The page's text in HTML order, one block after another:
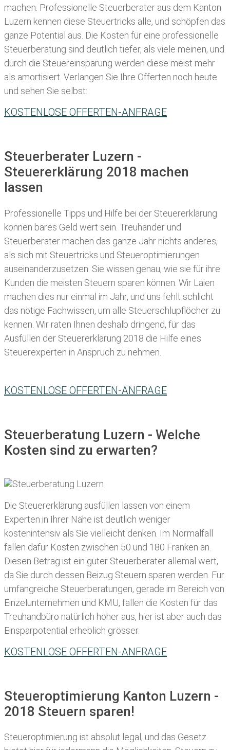
machen. Professionelle Steuerberater aus dem Kanton
Luzern kennen diese Steuertricks alle, und schöpfen das
ganze Potential aus. Die Kosten für eine professionelle
Steuerberatung sind deutlich tiefer, als viele meinen, und
durch die Steuereinsparung werden diese meist mehr
als amortisiert. Verlangen Sie Ihre Offerten noch heute
und sehen Sie selbst:
KOSTENLOSE OFFERTEN-ANFRAGE
Steuerberater Luzern -
Steuererklärung 2018 machen
lassen
Professionelle Tipps und Hilfe bei der Steuererklärung
können bares Geld wert sein. Treuhänder und
Steuerberater machen das ganze Jahr nichts anderes,
als sich mit Steuertricks und Steueroptimierungen
auseinanderzusetzen. Sie wissen genau, wie sie für ihre
Kunden die meisten Steuern sparen können. Wir Laien
machen dies nur einmal im Jahr, und uns fehlt schlicht
das nötige Fachwissen, um alle Steuerschlupflöcher zu
kennen. Wir raten Ihnen deshalb dringend, für das
Ausfüllen der Steuererklärung 2018 die Hilfe eines
Steuerexperten in Anspruch zu nehmen.
KOSTENLOSE OFFERTEN-ANFRAGE
Steuerberatung Luzern - Welche
Kosten sind zu erwarten?
Die Steuererklärung ausfüllen lassen von einem
Experten in Ihrer Nähe ist deutlich weniger
kostenintensiv als Sie vielleicht denken. Im Normalfall
fallen dafür Kosten zwischen 50 und 180 Franken an.
Diesen Betrag ist ein guter Steuerberater allemal wert,
da Sie durch dessen Beizug Steuern sparen werden. Für
umfangreiche Steuerberatungen, gerade im Bereich von
Einzelunternehmen und KMU, fallen die Kosten für das
Treuhandbüro natürlich höher aus, hier ist aber auch das
Einsparpotential erheblich grösser.
KOSTENLOSE OFFERTEN-ANFRAGE
Steueroptimierung Kanton Luzern -
2018 Steuern sparen!
Steueroptimierung ist absolut legal, und das Gesetz